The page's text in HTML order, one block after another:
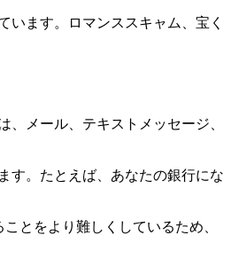
います。ロマンススキャム、宝く
メール、テキストメッセージ、
す。たとえば、あなたの銀行にな
とをより難しくしているため、